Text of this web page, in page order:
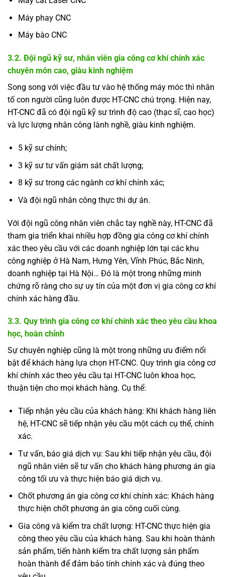
Máy phay CNC
Máy bào CNC
3.2. Đội ngũ kỹ sư, nhân viên gia công cơ khí chính xác
chuyên môn cao, giàu kinh nghiệm
Song song với việc đầu tư vào hệ thống máy móc thì nhân
tố con người cũng luôn được HT-CNC chú trọng. Hiện nay,
HT-CNC đã có đội ngũ kỹ sư trình độ cao (thạc sĩ, cao học)
và lực lượng nhân công lành nghề, giàu kinh nghiệm.
5 kỹ sư chính;
3 kỹ sư tư vấn giám sát chất lượng;
8 kỹ sư trong các ngành cơ khí chính xác;
Và đội ngũ nhân công thực thi dự án.
Với đội ngũ công nhân viên chắc tay nghề này, HT-CNC đã
tham gia triển khai nhiều hợp đồng gia công cơ khí chính
xác theo yêu cầu với các doanh nghiệp lớn tại các khu
công nghiệp ở Hà Nam, Hưng Yên, Vĩnh Phúc, Bắc Ninh,
doanh nghiệp tại Hà Nội… Đó là một trong những minh
chứng rõ ràng cho sự uy tín của một đơn vị gia công cơ khí
chính xác hàng đầu.
3.3. Quy trình gia công cơ khí chính xác theo yêu cầu khoa
học, hoàn chỉnh
Sự chuyên nghiệp cũng là một trong những ưu điểm nổi
bật để khách hàng lựa chọn HT-CNC. Quy trình gia công cơ
khí chính xác theo yêu cầu tại HT-CNC luôn khoa học,
thuận tiện cho mọi khách hàng. Cụ thể:
Tiếp nhận yêu cầu của khách hàng: Khi khách hàng liên
hệ, HT-CNC sẽ tiếp nhận yêu cầu một cách cụ thể, chính
xác.
Tư vấn, báo giá dịch vụ: Sau khi tiếp nhận yêu cầu, đội
ngũ nhân viên sẽ tư vấn cho khách hàng phương án gia
công tối ưu và thực hiện báo giá dịch vụ.
Chốt phương án gia công cơ khí chính xác: Khách hàng
thực hiện chốt phương án gia công cuối cùng.
Gia công và kiểm tra chất lượng: HT-CNC thực hiện gia
công theo yêu cầu của khách hàng. Sau khi hoàn thành
sản phẩm, tiến hành kiểm tra chất lượng sản phẩm
hoàn thành để đảm bảo tính chính xác và đúng theo